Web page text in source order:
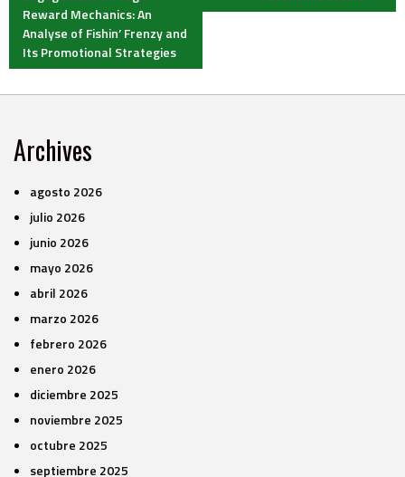
navigation
Reward Mechanics: An
Analyse of Fishin’ Frenzy and
Its Promotional Strategies
Archives
agosto 2026
julio 2026
junio 2026
mayo 2026
abril 2026
marzo 2026
febrero 2026
enero 2026
diciembre 2025
noviembre 2025
octubre 2025
septiembre 2025